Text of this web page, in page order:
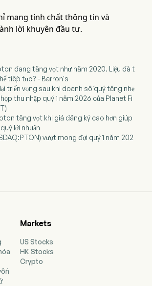
mang tính chất thông tin và
lời khuyên đầu tư.
đang tăng vọt như năm 2020. Liệu đà t
tiếp tục? - Barron's
triển vọng sau khi doanh số quý tăng nhẹ
thu nhập quý 1 năm 2026 của Planet Fi
tăng vọt khi giá đăng ký cao hơn giúp
lới nhuận
vượt mong đợi quý 1 năm 202
Markets
US Stocks
HK Stocks
Crypto